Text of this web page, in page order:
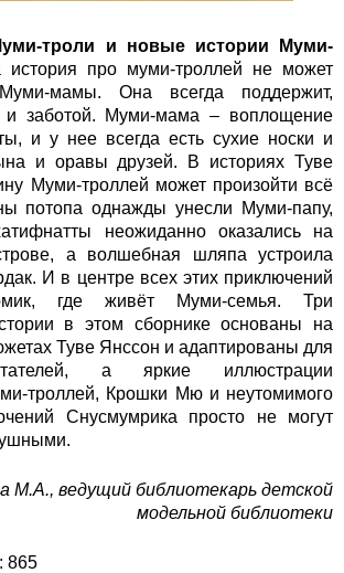
троли и новые истории Муми-
про муми-троллей не может
мамы. Она всегда поддержит,
и заботой. Муми-мама – воплощение
и у нее всегда есть сухие носки и
и оравы друзей. В историях Туве
Муми-троллей может произойти всё
потопа однажды унесли Муми-папу,
неожиданно оказались на
а волшебная шляпа устроила
И в центре всех этих приключений
где живёт Муми-семья. Три
в этом сборнике основаны на
Туве Янссон и адаптированы для
а яркие иллюстрации
троллей, Крошки Мю и неутомимого
Снусмумрика просто не могут
М.А., ведущий библиотекарь детской
модельной библиотеки
865